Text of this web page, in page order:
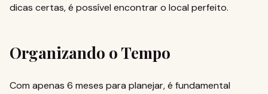
dicas certas, é possível encontrar o local perfeito.
Organizando o Tempo
Com apenas 6 meses para planejar, é fundamental